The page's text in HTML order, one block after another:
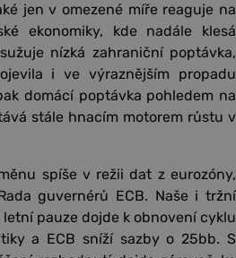
jen v omezené míře reaguje na
ekonomiky, kde nadále klesá
nízká zahraniční poptávka,
i ve výraznějším propadu
domácí poptávka pohledem na
stále hnacím motorem růstu v
spíše v režii dat z eurozóny,
guvernérů ECB. Naše i tržní
pauze dojde k obnovení cyklu
a ECB sníží sazby o 25bb. S